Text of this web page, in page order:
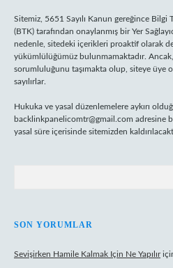
Sitemiz, 5651 Sayılı Kanun gereğince
(BTK) tarafından onaylanmış bir Yer
nedenle, sitedeki içerikleri proaktif olarak
yükümlülüğümüz bulunmamaktadır.
sorumluluğunu taşımakta olup, siteye üye
sayılırlar.
Hukuka ve yasal düzenlemelere aykırı
backlinkpanelicomtr@gmail.com adresine
yasal süre içerisinde sitemizden
SON YORUMLAR
Sevişirken Hamile Kalmak Için Ne Yapılır